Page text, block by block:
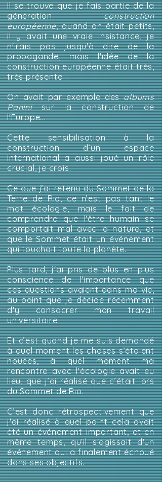
Il se trouve que je fais partie de la
générationconstruction
européenne, quand on était petits,
il y avait une vraie insistance, je
n'irais pas jusqu'à dire de la
propagande, mais l'idée de la
construction européenne était très,
très présente...
On avait par exemple desalbums
Paninisur la construction de
l'Europe...
Cette sensibilisation à la
construction d’un espace
international a aussi joué un rôle
crucial, je crois.
Ce que j’ai retenu du Sommet de la
Terre de Rio, ce n’est pas tant le
mot écologie, mais le fait de
comprendre que l'être humain se
comportait mal avec la nature, et
que le Sommet était un événement
qui touchait toute la planète.
Plus tard, j'ai pris de plus en plus
conscience de l'importance que
ces questions avaient dans ma vie,
au point que je décide récemment
d'y consacrer mon travail
universitaire.
Et c’est quand je me suis demandé
à quel moment les choses s’étaient
nouées, à quel moment ma
rencontre avec l'écologie avait eu
lieu, que j’ai réalisé que c’était lors
du Sommet de Rio.
C’est donc rétrospectivement que
j'ai réalisé à quel point cela avait
été un événement important, et en
même temps, qu’il s'agissait d'un
événement qui a finalement échoué
dans ses objectifs.